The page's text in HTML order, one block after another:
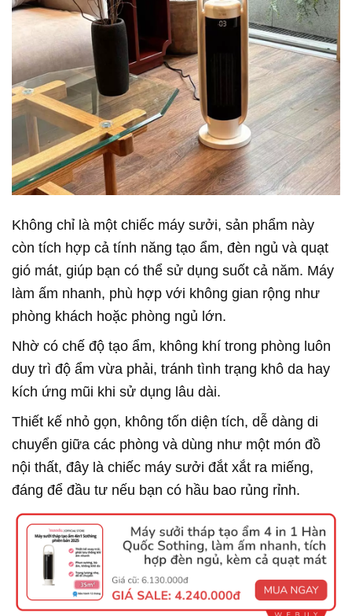
Không chỉ là một chiếc máy sưởi, sản phẩm này
còn tích hợp cả tính năng tạo ẩm, đèn ngủ và quạt
gió mát, giúp bạn có thể sử dụng suốt cả năm. Máy
làm ấm nhanh, phù hợp với không gian rộng như
phòng khách hoặc phòng ngủ lớn.
Nhờ có chế độ tạo ẩm, không khí trong phòng luôn
duy trì độ ẩm vừa phải, tránh tình trạng khô da hay
kích ứng mũi khi sử dụng lâu dài.
Thiết kế nhỏ gọn, không tốn diện tích, dễ dàng di
chuyển giữa các phòng và dùng như một món đồ
nội thất, đây là chiếc máy sưởi đắt xắt ra miếng,
đáng để đầu tư nếu bạn có hầu bao rủng rỉnh.